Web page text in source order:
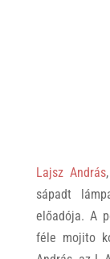
Lajsz András
sápadt
előadója. A
féle mojito